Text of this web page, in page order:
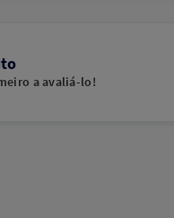
a avaliá-lo!